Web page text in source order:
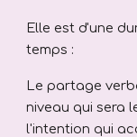
Elle est d'une
temps :
Lepartage
niveau qui sera
l'intention qui